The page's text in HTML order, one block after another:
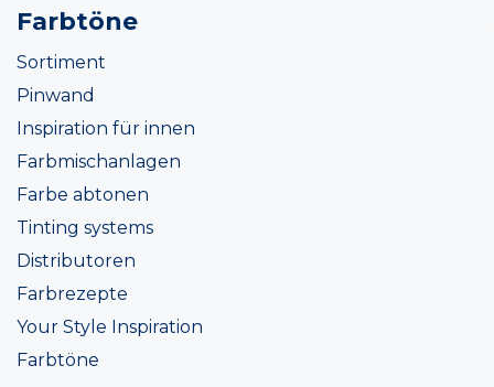
Farbtöne
Sortiment
Pinwand
Inspiration für innen
Farbmischanlagen
Farbe abtonen
Tinting systems
Distributoren
Farbrezepte
Your Style Inspiration
Farbtöne